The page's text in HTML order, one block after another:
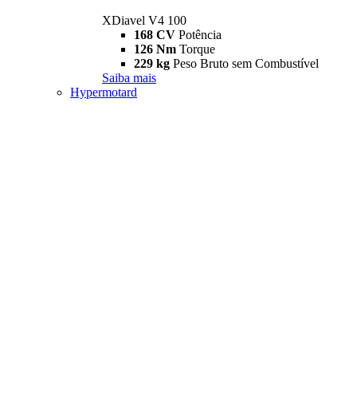
XDiavel V4 100
168 CV Potência
126 Nm Torque
229 kg Peso Bruto sem Combustível
Saiba mais
Hypermotard